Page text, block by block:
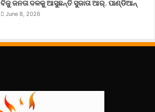
ବିଜୁ ଜନତା ଦଳକୁ ଆସୁଛନ୍ତି ସୁଜାତା ଆର୍‌. ପାଣ୍ଡିଆନ୍
June 8, 2026